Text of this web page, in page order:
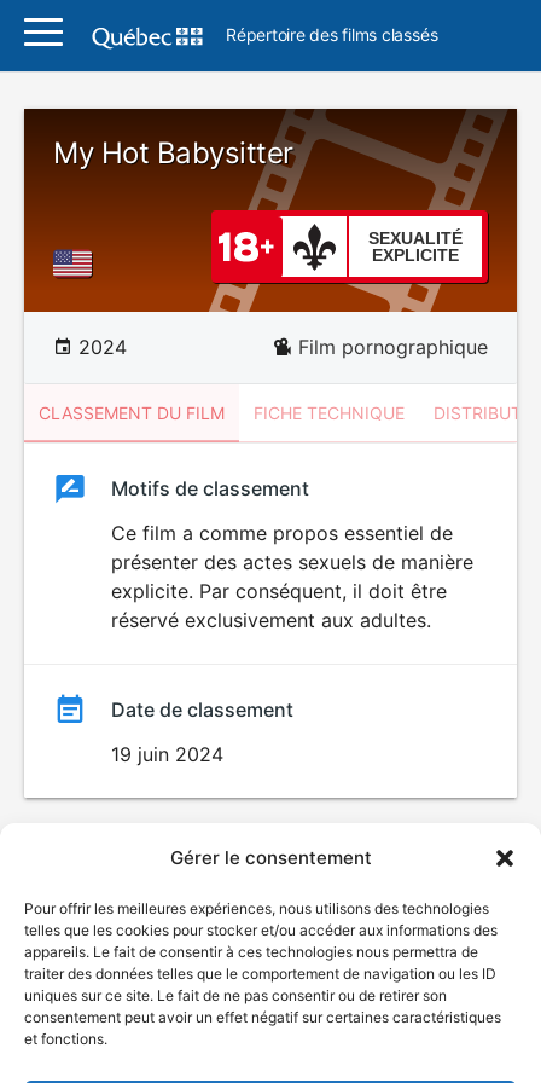
Gérer le consentement
Pour offrir les meilleures expériences, nous utilisons des technologies
telles que les cookies pour stocker et/ou accéder aux informations des
appareils. Le fait de consentir à ces technologies nous permettra de
traiter des données telles que le comportement de navigation ou les ID
uniques sur ce site. Le fait de ne pas consentir ou de retirer son
consentement peut avoir un effet négatif sur certaines caractéristiques
et fonctions.
Répertoire des films classés
My Hot Babysitter
SEXUALITÉ
EXPLICITE
2024 Film pornographique
CLASSEMENT DU FILM FICHE TECHNIQUE
ClassementClassement
SEXUALITÉ
EXPLICITE
Motifs de classement
Ce film a comme propos essentiel de
présenter des actes sexuels de manière
explicite. Par conséquent, il doit être
réservé exclusivement aux adultes.
Date de classement
19 juin 2024